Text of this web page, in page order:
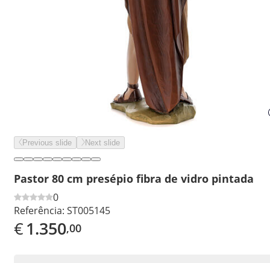
Previous slide Next slide
Pastor 80 cm presépio fibra de vidro pintada
0
Referência: ST005145
€1.350,00